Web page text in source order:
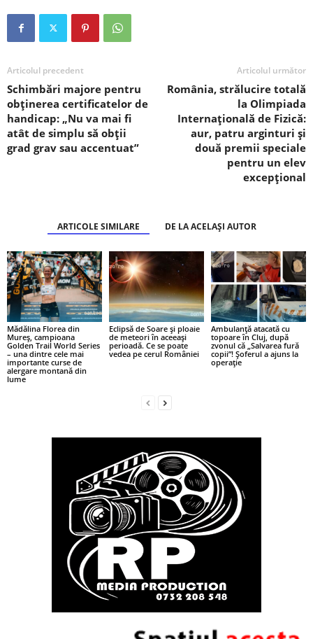
Articolul precedent
Schimbări majore pentru
obținerea certificatelor de
handicap: „Nu va mai fi
atât de simplu să obții
grad grav sau accentuat”
Articolul următor
România, strălucire totală
la Olimpiada
Internațională de Fizică:
aur, patru arginturi și
două premii speciale
pentru un elev
excepțional
ARTICOLE SIMILARE DE LA ACELAȘI AUTOR
Mădălina Florea din
Mureș, campioana
Golden Trail World Series
– una dintre cele mai
importante curse de
alergare montană din
lume
Eclipsă de Soare și ploaie
de meteori în aceeași
perioadă. Ce se poate
vedea pe cerul României
Ambulanță atacată cu
topoare în Cluj, după
zvonul că „Salvarea fură
copii”! Șoferul a ajuns la
operație